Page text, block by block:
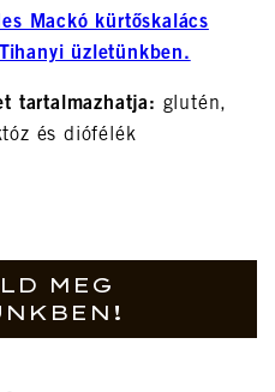
Mackó kürtőskalács
Tihanyi üzletünkben.
tartalmazhatja: glutén,
és diófélék
MEG